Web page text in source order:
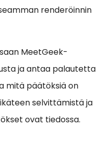
renderöinnin
MeetGeek-
ja antaa palautetta
mitä päätöksiä on
selvittämistä ja
ovat tiedossa.